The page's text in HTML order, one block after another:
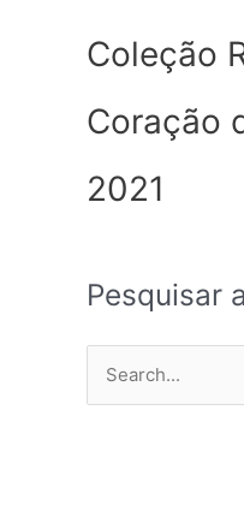
Coleção
Coração
2021
Pesquisar